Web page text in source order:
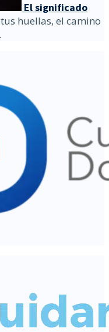
El significado
huellas, el camino